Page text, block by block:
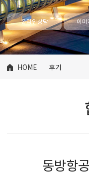
온라인상담 이미
HOME 후기
동방항